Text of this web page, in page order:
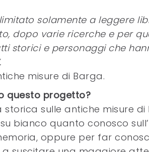
solamente a leggere
dopo varie ricerche e per
storici e personaggi che
misure di Barga.
questo progetto?
storica sulle antiche misure
bianco quanto conosco
oppure per far